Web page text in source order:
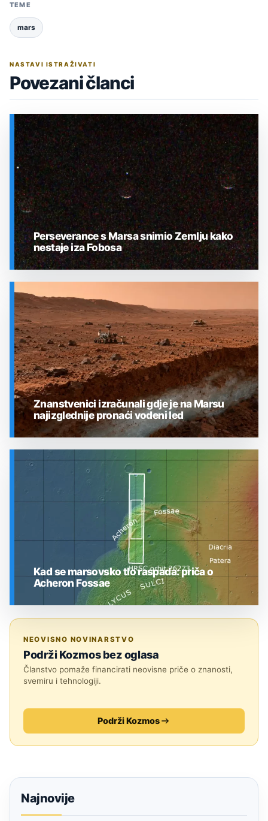
TEME
mars
NASTAVI ISTRAŽIVATI
Povezani članci
SVEMIR
Perseverance s Marsa snimio Zemlju kako
nestaje iza Fobosa
Znanstvenici izračunali gdje je na Marsu
najizglednije pronaći vodeni led
Kad se marsovsko tlo raspada: priča o
Acheron Fossae
NEOVISNO NOVINARSTVO
Podrži Kozmos bez oglasa
Članstvo pomaže financirati neovisne priče o znanosti,
svemiru i tehnologiji.
Podrži Kozmos
Najnovije